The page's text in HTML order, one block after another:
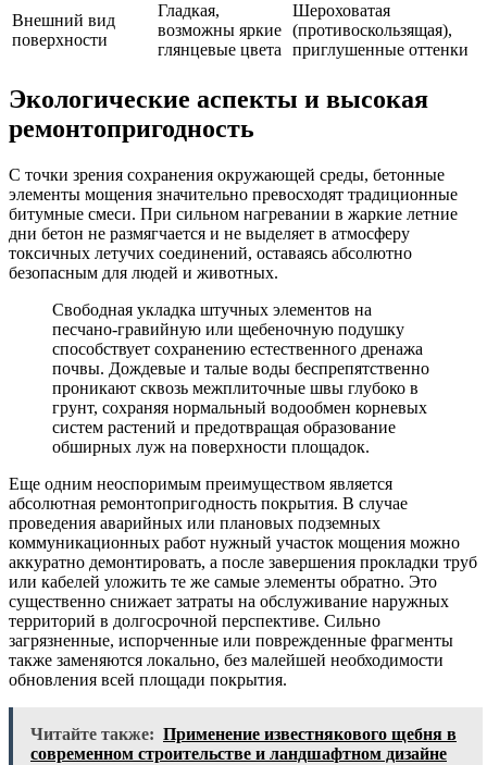
Внешний вид
поверхности
Гладкая,
возможны яркие
глянцевые цвета
Шероховатая
(противоскользящая),
приглушенные оттенки
Экологические аспекты и высокая
ремонтопригодность
С точки зрения сохранения окружающей среды, бетонные
элементы мощения значительно превосходят традиционные
битумные смеси. При сильном нагревании в жаркие летние
дни бетон не размягчается и не выделяет в атмосферу
токсичных летучих соединений, оставаясь абсолютно
безопасным для людей и животных.
Свободная укладка штучных элементов на
песчано-гравийную или щебеночную подушку
способствует сохранению естественного дренажа
почвы. Дождевые и талые воды беспрепятственно
проникают сквозь межплиточные швы глубоко в
грунт, сохраняя нормальный водообмен корневых
систем растений и предотвращая образование
обширных луж на поверхности площадок.
Еще одним неоспоримым преимуществом является
абсолютная ремонтопригодность покрытия. В случае
проведения аварийных или плановых подземных
коммуникационных работ нужный участок мощения можно
аккуратно демонтировать, а после завершения прокладки труб
или кабелей уложить те же самые элементы обратно. Это
существенно снижает затраты на обслуживание наружных
территорий в долгосрочной перспективе. Сильно
загрязненные, испорченные или поврежденные фрагменты
также заменяются локально, без малейшей необходимости
обновления всей площади покрытия.
Читайте также: Применение известнякового щебня в
современном строительстве и ландшафтном дизайне